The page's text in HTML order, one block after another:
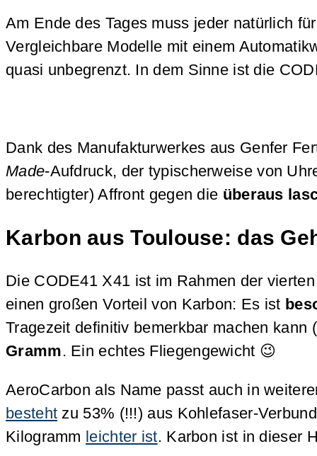
Am Ende des Tages muss jeder natürlich
Vergleichbare Modelle mit einem
quasi unbegrenzt. In dem Sinne ist die
Dank des Manufakturwerkes aus Genfer
Made-Aufdruck, der typischerweise von
berechtigter) Affront gegen die überaus
Karbon aus Toulouse: das
Die CODE41 X41 ist im Rahmen der
einen großen Vorteil von Karbon: Es ist
Tragezeit definitiv bemerkbar machen
Gramm. Ein echtes Fliegengewicht 😉
AeroCarbon als Name passt auch in
besteht zu 53% (!!!) aus Kohlefaser-
Kilogramm leichter ist. Karbon ist in dieser